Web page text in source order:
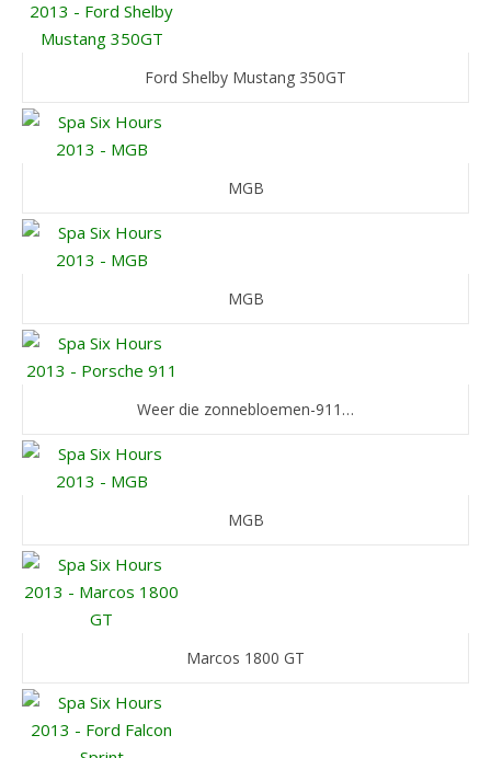
Ford Shelby Mustang 350GT
MGB
MGB
Weer die zonnebloemen-911…
MGB
Marcos 1800 GT